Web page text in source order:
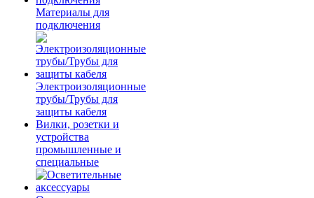
Материалы для
подключения
Электроизоляционные
трубы/Трубы для
защиты кабеля
Вилки, розетки и
устройства
промышленные и
специальные